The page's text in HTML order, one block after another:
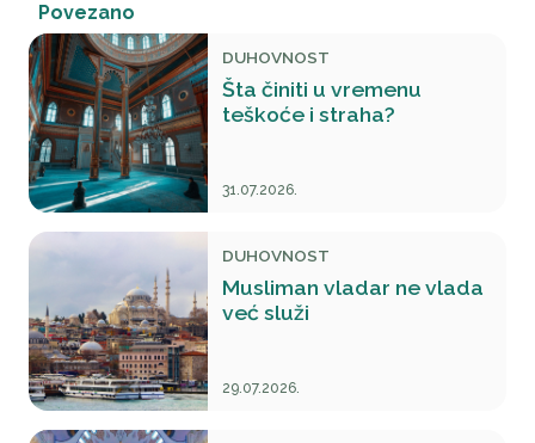
Povezano
DUHOVNOST
Šta činiti u vremenu
teškoće i straha?
31.07.2026.
DUHOVNOST
Musliman vladar ne vlada
već služi
29.07.2026.